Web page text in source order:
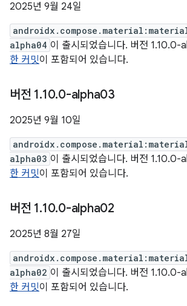
2025년 9월 24일
alpha04 이 출시되었습니다. 버전 1.10.0-
한 커밋이 포함되어 있습니다.
버전 1.10.0-alpha03
2025년 9월 10일
alpha03 이 출시되었습니다. 버전 1.10.0-
한 커밋이 포함되어 있습니다.
버전 1.10.0-alpha02
2025년 8월 27일
alpha02 이 출시되었습니다. 버전 1.10.0-
한 커밋이 포함되어 있습니다.